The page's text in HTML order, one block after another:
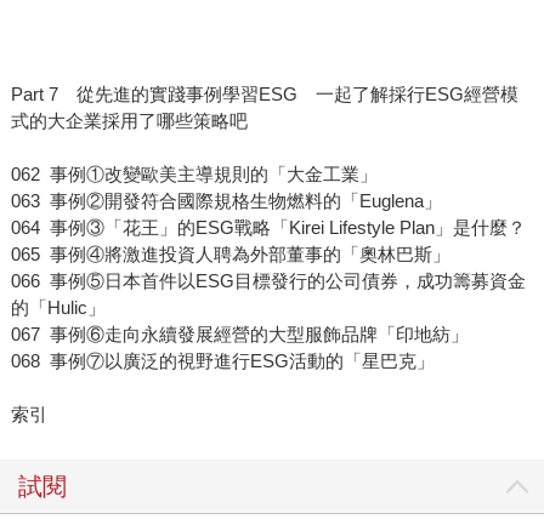
Part 7 從先進的實踐事例學習ESG 一起了解採行ESG經營模
式的大企業採用了哪些策略吧
062 事例①改變歐美主導規則的「大金工業」
063 事例②開發符合國際規格生物燃料的「Euglena」
064 事例③「花王」的ESG戰略「Kirei Lifestyle Plan」是什麼？
065 事例④將激進投資人聘為外部董事的「奧林巴斯」
066 事例⑤日本首件以ESG目標發行的公司債券，成功籌募資金
的「Hulic」
067 事例⑥走向永續發展經營的大型服飾品牌「印地紡」
068 事例⑦以廣泛的視野進行ESG活動的「星巴克」
索引
試閱